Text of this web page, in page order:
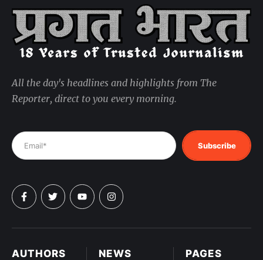
PAGES
NEWS
AUTHORS
All the day's headlines and highlights from The
Reporter, direct to you every morning.
Subscribe